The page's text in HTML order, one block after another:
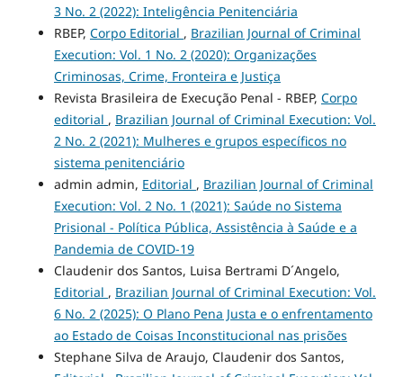
3 No. 2 (2022): Inteligência Penitenciária
RBEP, Corpo Editorial , Brazilian Journal of Criminal
Execution: Vol. 1 No. 2 (2020): Organizações
Criminosas, Crime, Fronteira e Justiça
Revista Brasileira de Execução Penal - RBEP, Corpo
editorial , Brazilian Journal of Criminal Execution: Vol.
2 No. 2 (2021): Mulheres e grupos específicos no
sistema penitenciário
admin admin, Editorial , Brazilian Journal of Criminal
Execution: Vol. 2 No. 1 (2021): Saúde no Sistema
Prisional - Política Pública, Assistência à Saúde e a
Pandemia de COVID-19
Claudenir dos Santos, Luisa Bertrami D´Angelo,
Editorial , Brazilian Journal of Criminal Execution: Vol.
6 No. 2 (2025): O Plano Pena Justa e o enfrentamento
ao Estado de Coisas Inconstitucional nas prisões
Stephane Silva de Araujo, Claudenir dos Santos,